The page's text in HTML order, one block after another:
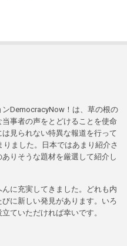
DemocracyNow！は、草の根の
事者の声をとどけることを使命
見られない特異な報道を行って
ました。日本ではあまり紹介さ
りそうな題材を厳選して紹介し
に充実してきました。どれも内
に新しい発見があります。いろ
ていただければ幸いです。